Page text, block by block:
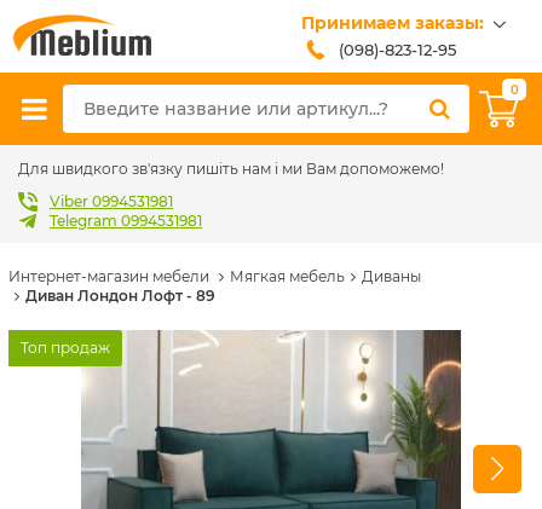
Принимаем заказы:
(098)-823-12-95
(099)-608-42-32
(093)-618-62-02
sales@meblium.com.ua
0
Для швидкого зв'язку пишіть нам і ми Вам допоможемо!
Viber 0994531981
Telegram 0994531981
Интернет-магазин мебели Мягкая мебель
Диваны
Диван Лондон Лофт - 89
Топ продаж